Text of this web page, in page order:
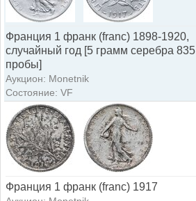
Франция 1 франк (franc) 1898-1920,
случайный год [5 грамм серебра 835
пробы]
Аукцион: Monetnik
Состояние: VF
Франция 1 франк (franc) 1917